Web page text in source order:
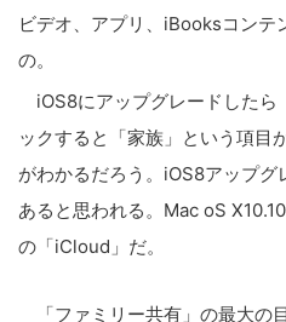
ビデオ、アプリ、iBooksコンテ
の。
iOS8にアップグレードした
ックすると「家族」という項目
がわかるだろう。iOS8アップ
あると思われる。Mac oS
の「iCloud」だ。
「ファミリー共有」の最大の